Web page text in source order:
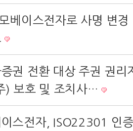
베이스전자로 사명 변경
권 전환 대상 주권 권리
) 보호 및 조치사…
스전자, ISO22301 인